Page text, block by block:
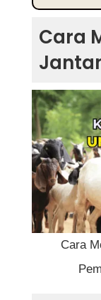
Pembiakan
1.
untuk
a)
b)
c)
Cara
Cara